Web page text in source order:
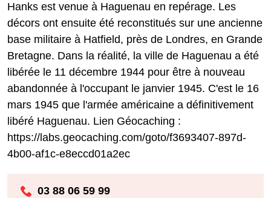
Hanks est venue à Haguenau en repérage. Les
décors ont ensuite été reconstitués sur une ancienne
base militaire à Hatfield, près de Londres, en Grande
Bretagne. Dans la réalité, la ville de Haguenau a été
libérée le 11 décembre 1944 pour être à nouveau
abandonnée à l'occupant le janvier 1945. C'est le 16
mars 1945 que l'armée américaine a définitivement
libéré Haguenau. Lien Géocaching :
https://labs.geocaching.com/goto/f3693407-897d-
4b00-af1c-e8eccd01a2ec
03 88 06 59 99